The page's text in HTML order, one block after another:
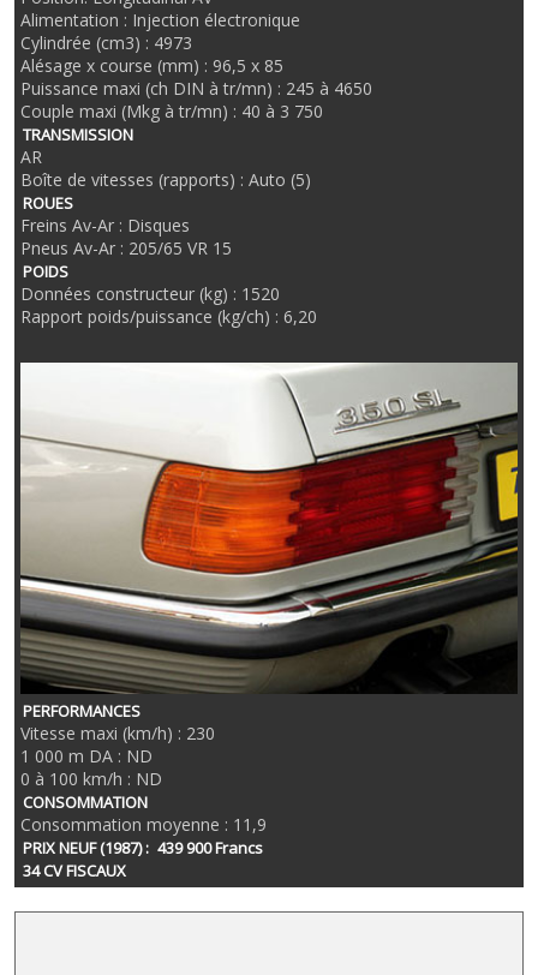
Alimentation : Injection électronique
Cylindrée (cm3) : 4973
Alésage x course (mm) : 96,5 x 85
Puissance maxi (ch DIN à tr/mn) : 245 à 4650
Couple maxi (Mkg à tr/mn) : 40 à 3 750
TRANSMISSION
AR
Boîte de vitesses (rapports) : Auto (5)
ROUES
Freins Av-Ar : Disques
Pneus Av-Ar : 205/65 VR 15
POIDS
Données constructeur (kg) : 1520
Rapport poids/puissance (kg/ch) : 6,20
PERFORMANCES
Vitesse maxi (km/h) : 230
1 000 m DA : ND
0 à 100 km/h : ND
CONSOMMATION
Consommation moyenne : 11,9
PRIX NEUF (1987) : 439 900 Francs
34 CV FISCAUX